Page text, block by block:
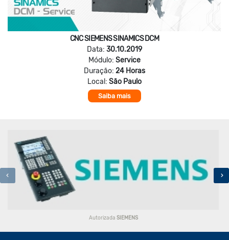
CNC SIEMENS SINAMICS DCM
Data: 30.10.2019
Módulo: Service
Duração: 24 Horas
Local: São Paulo
Saiba mais
Autorizada SIEMENS